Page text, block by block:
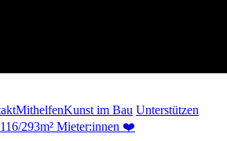
MithelfenKunst im Bau Unterstützen
116/293m² Mieter:innen ❤️